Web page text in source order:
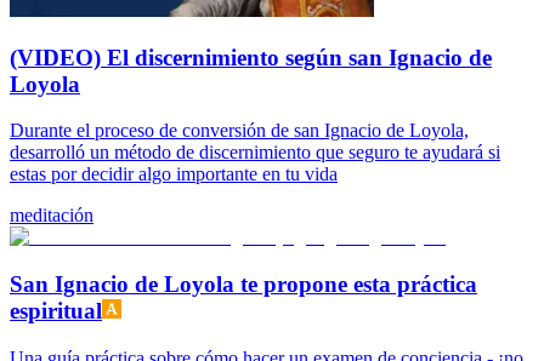
(VIDEO) El discernimiento según san Ignacio de
Loyola
Durante el proceso de conversión de san Ignacio de Loyola,
desarrolló un método de discernimiento que seguro te ayudará si
estas por decidir algo importante en tu vida
meditación
San Ignacio de Loyola te propone esta práctica
espiritual